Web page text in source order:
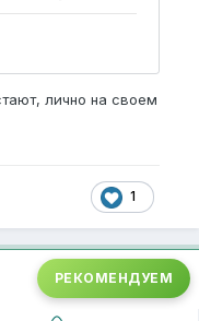
лично на своем
1
РЕКОМЕНДУЕМ